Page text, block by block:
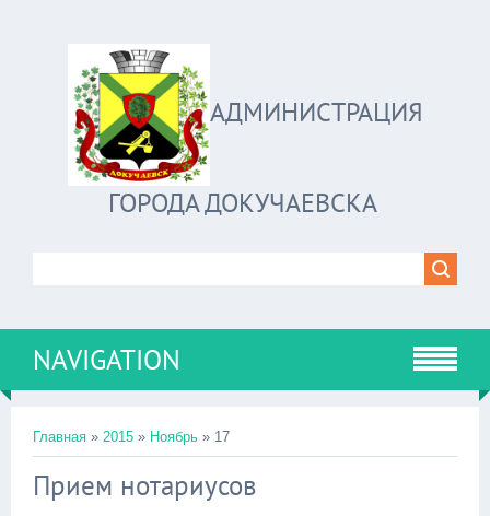
АДМИНИСТРАЦИЯ
ГОРОДА ДОКУЧАЕВСКА
NAVIGATION
Главная » 2015 » Ноябрь » 17
Прием нотариусов